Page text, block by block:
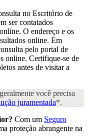
no Escritório de
ser contatados
O endereço e os
online. Em
pelo portal de
online. Certifique-se de
antes de visitar a
você precisa
juramentada*.
Com um Seguro
proteção abrangente na